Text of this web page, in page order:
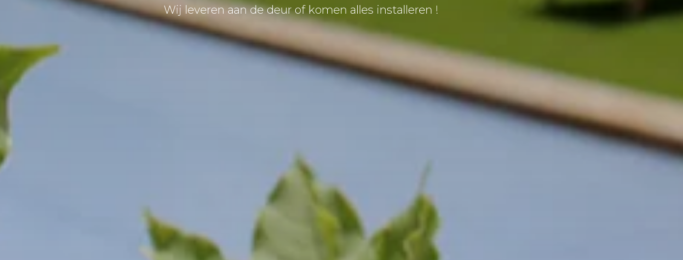
Wij leveren aan de deur of komen alles installeren !